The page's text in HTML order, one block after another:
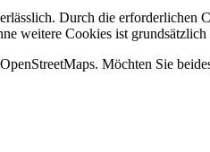
Durch die erforderlichen
weitere Cookies ist
Möchten Sie